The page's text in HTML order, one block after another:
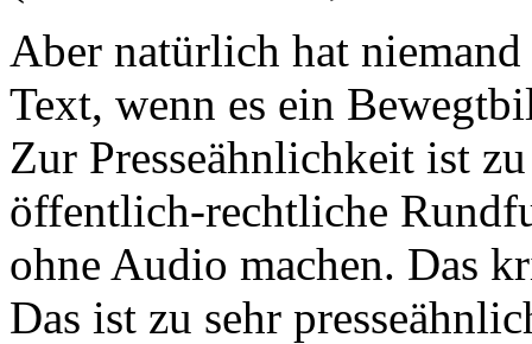
Aber natürlich hat
Text, wenn es ein
Zur Presseähnlichkeit ist
öffentlich-rechtliche
ohne Audio machen. Das
Das ist zu sehr